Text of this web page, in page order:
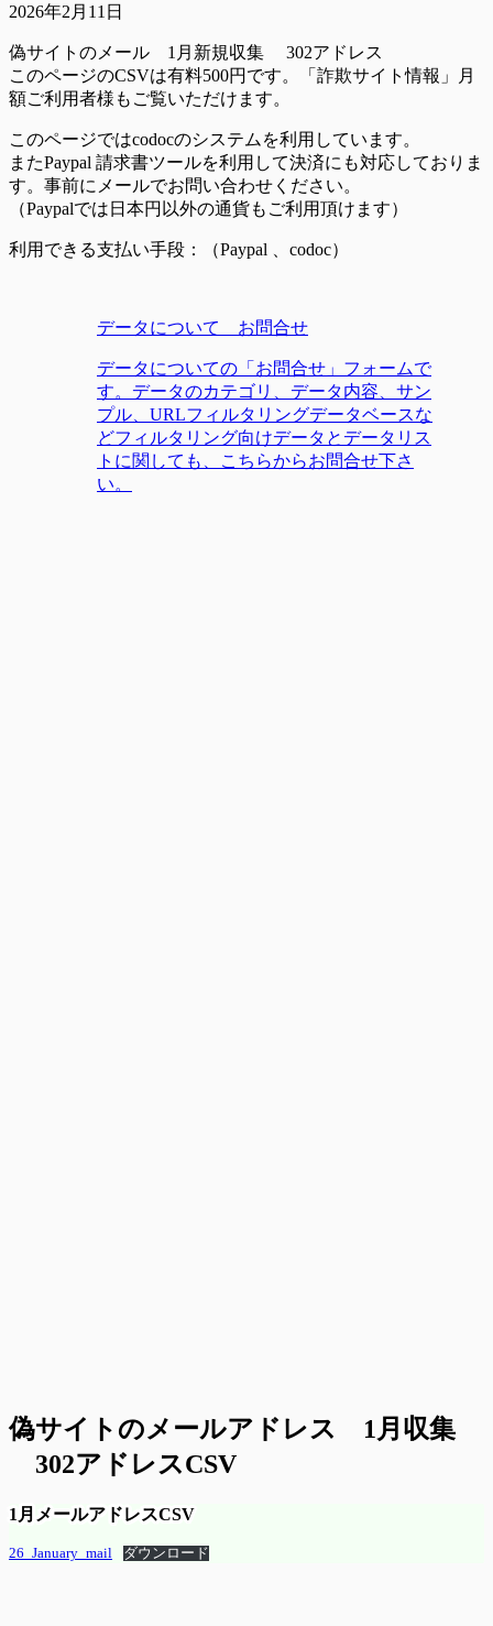
2026年2月11日
偽サイトのメール 1月新規収集 302アドレス
このページのCSVは有料500円です。「詐欺サイト情報」月
額ご利用者様もご覧いただけます。
このページではcodocのシステムを利用しています。
またPaypal 請求書ツールを利用して決済にも対応しておりま
す。事前にメールでお問い合わせください。
（Paypalでは日本円以外の通貨もご利用頂けます）
利用できる支払い手段：（Paypal 、codoc）
データについて お問合せ
データについての「お問合せ」フォームで
す。データのカテゴリ、データ内容、サン
プル、URLフィルタリングデータベースな
どフィルタリング向けデータとデータリス
トに関しても、こちらからお問合せ下さ
い。
偽サイトのメールアドレス 1月収集
302アドレスCSV
1月メールアドレスCSV
26_January_mail ダウンロード